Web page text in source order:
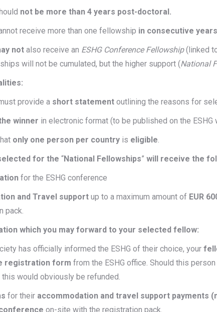
not be more than 4 years post-doctoral.
receive more than one fellowship in consecutive years
not also receive an ESHG Conference Fellowship(linked
will not be cumulated, but the higher support (National
provide a short statement outlining the reasons for
winner in electronic format (to be published on the
only one person per country is eligible
for the “National Fellowships” will receive the
for the ESHG conference
and Travel support up to a maximum amount of EUR
pack.
which you may forward to your selected fellow:
has officially informed the ESHG of their choice, your
registration form from the ESHG office. Should this
this would obviously be refunded.
for their accommodation and travel support payments
on-site with the registration pack.